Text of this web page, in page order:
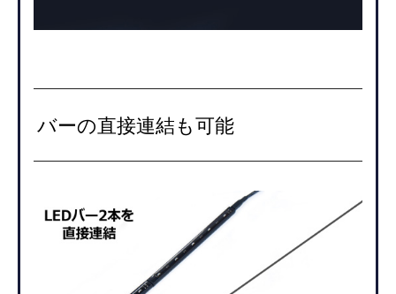
バーの直接連結も可能